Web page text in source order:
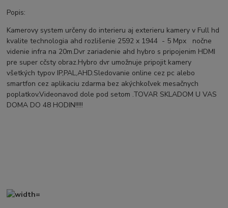
Popis:
Kamerovy system určeny do interieru aj exterieru kamery v Full hd
kvalite technologia ahd rozlišenie 2592 x 1944 - 5 Mpx nočne
videnie infra na 20m.Dvr zariadenie ahd hybro s pripojenim HDMI
pre super cčsty obraz.Hybro dvr umožnuje pripojit kamery
všetkých typov IP,PAL,AHD.Sledovanie online cez pc alebo
smartfon cez aplikaciu zdarma bez akýchkoľvek mesačnych
poplatkov.Videonavod dole pod setom .TOVAR SKLADOM U VAS
DOMA DO 48 HODIN!!!!!